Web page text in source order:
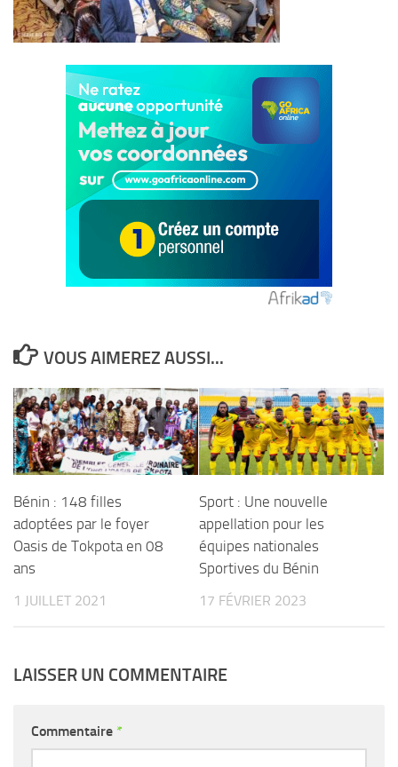
VOUS AIMEREZ AUSSI...
Bénin : 148 filles
adoptées par le foyer
Oasis de Tokpota en 08
ans
1 JUILLET 2021
Sport : Une nouvelle
appellation pour les
équipes nationales
Sportives du Bénin
17 FÉVRIER 2023
LAISSER UN COMMENTAIRE
Commentaire *